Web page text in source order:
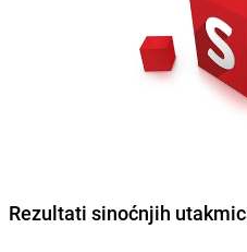
Rezultati sinoćnjih